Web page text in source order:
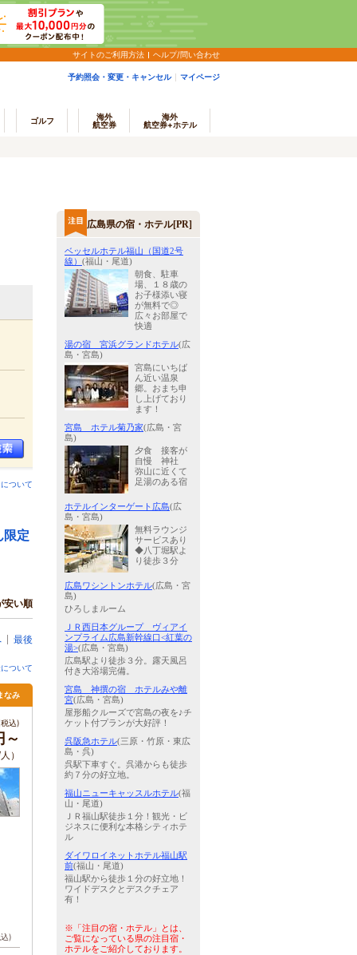
サイトのご利用方法 ヘルプ/問い合わせ
予約照会・変更・キャンセル マイページ
ゴルフ
海外
航空券
海外
航空券+ホテル
ついて
定
安い順
最後
ついて
なみ
込)
）
)
広島県の宿・ホテル[PR]
ベッセルホテル福山（国道2号
線） (福山・尾道)
朝食、駐車
場、１８歳の
お子様添い寝
が無料で◎
広々お部屋で
快適
湯の宿 宮浜グランドホテル(広
島・宮島)
宮島にいちば
ん近い温泉
郷。おまち申
し上げており
ます！
宮島 ホテル菊乃家(広島・宮
島)
夕食 接客が
自慢 神社
弥山に近くて
足湯のある宿
ホテルインターゲート広島(広
島・宮島)
無料ラウンジ
サービスあり
◆八丁堀駅よ
り徒歩３分
広島ワシントンホテル(広島・宮
島)
ひろしまルーム
ＪＲ西日本グループ ヴィアイ
ンプライム広島新幹線口<紅葉の
湯>(広島・宮島)
広島駅より徒歩３分。露天風呂
付き大浴場完備。
宮島 神撰の宿 ホテルみや離
宮(広島・宮島)
屋形船クルーズで宮島の夜を♪チ
ケット付プランが大好評！
呉阪急ホテル(三原・竹原・東広
島・呉)
呉駅下車すぐ。呉港からも徒歩
約７分の好立地。
福山ニューキャッスルホテル(福
山・尾道)
ＪＲ福山駅徒歩１分！観光・ビ
ジネスに便利な本格シティホテ
ル
ダイワロイネットホテル福山駅
前(福山・尾道)
福山駅から徒歩１分の好立地！
ワイドデスクとデスクチェア
有！
※「注目の宿・ホテル」とは、
ご覧になっている県の注目宿・
ホテルをご紹介しております。